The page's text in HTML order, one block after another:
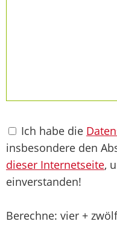
Ich habe die
insbesondere den
dieser Internetseite,
einverstanden!
Berechne: vier +